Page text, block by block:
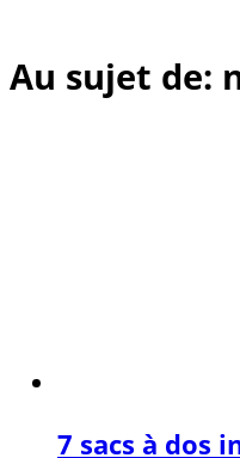
Au sujet de:
7 sacs à dos